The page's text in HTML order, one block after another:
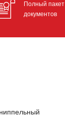
Полный пакет
документов